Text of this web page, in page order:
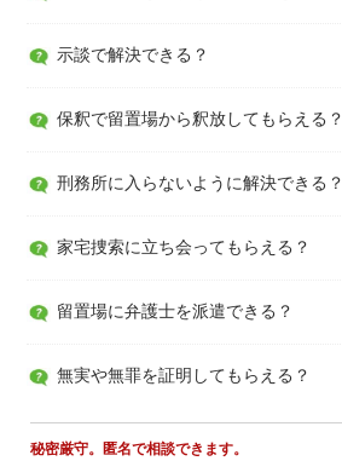
示談で解決できる？
保釈で留置場から釈放してもらえる？
刑務所に入らないように解決できる？
家宅捜索に立ち会ってもらえる？
留置場に弁護士を派遣できる？
無実や無罪を証明してもらえる？
秘密厳守。匿名で相談できます。